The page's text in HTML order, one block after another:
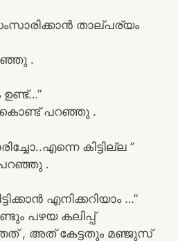
താല്പര്യം
.
കൊണ്ട് പറഞ്ഞു .
കിട്ടില്ല ”
.
എനിക്കറിയാം …”
പഴയ കലിപ്പ്
, അത് കേട്ടതും മഞ്ജുസ്